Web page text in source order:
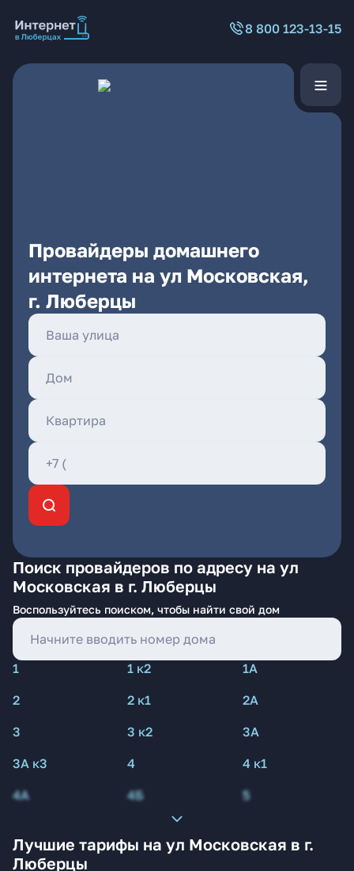
8 800 123-13-15
Провайдеры домашнего
интернета на ул Московская,
г. Люберцы
Поиск провайдеров по адресу на ул
Московская в г. Люберцы
Воспользуйтесь поиском, чтобы найти свой дом
1 1 к2
1А
2
2 к1
2А
3
3 к2
3А
3А к3
4
4 к1
4А
4Б 5
Лучшие тарифы на ул Московская в г.
Люберцы